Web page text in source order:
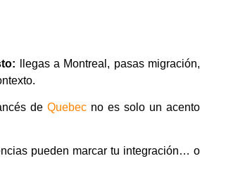
llegas a Montreal, pasas migración,
de Quebecno es solo un acento
pueden marcar tu integración… o